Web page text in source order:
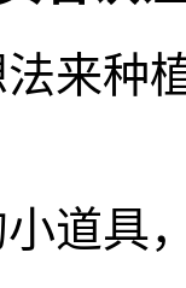
来种
道具